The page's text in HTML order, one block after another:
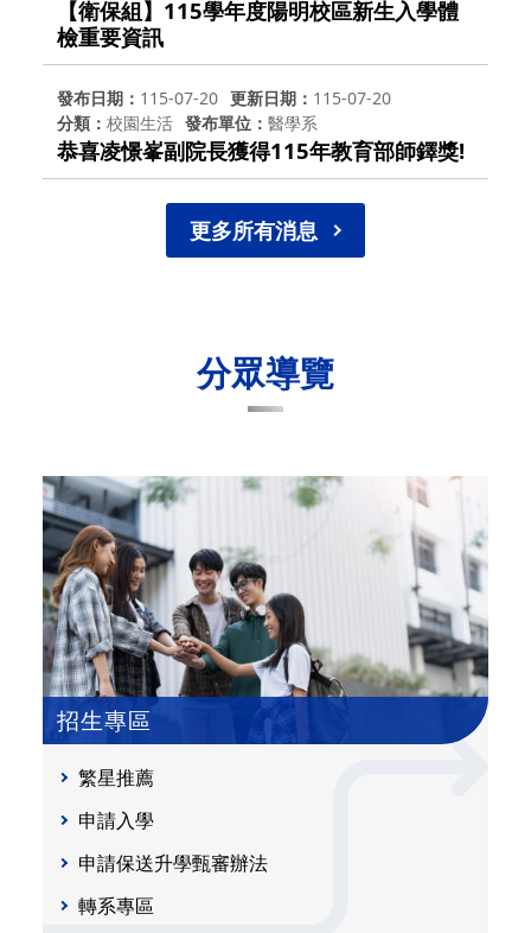
【衛保組】115學年度陽明校區新生入學體
檢重要資訊
發布日期 115-07-20 更新日期
115-07-20
分類
校園生活 發布單位 醫學系
恭喜凌憬峯副院長獲得115年教育部師鐸獎!
更多所有消息
分眾導覽
招生專區
繁星推薦
申請入學
申請保送升學甄審辦法
轉系專區